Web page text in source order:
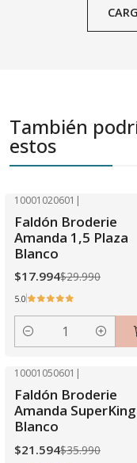
También
estos
10001020601 |
Faldón Broderie
Amanda 1,5 Plaza
Blanco
$17.994$29.990
5.0
Cantidad
10001050601 |
Faldón Broderie
Amanda SuperKing
Blanco
$21.594$35.990